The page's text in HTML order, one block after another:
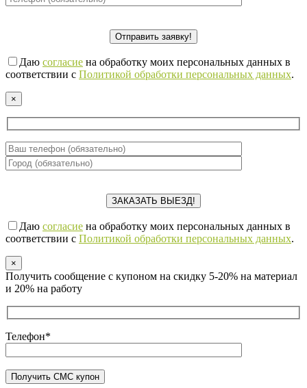
Даю согласие на обработку моих персональных данных в
соответствии с Политикой обработки персональных данных.
×
Даю согласие на обработку моих персональных данных в
соответствии с Политикой обработки персональных данных.
×
Получить сообщение с купоном на скидку 5-20% на материал
и 20% на работу
Телефон*